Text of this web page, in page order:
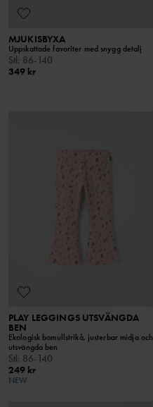
MJUKISBYXA
Uppskattade favoriter med snygg detalj
Stl: 86-140
349 kr
PLAY LEGGINGS UTSVÄNGDA
BEN
Ekologisk bomullstrikå, justerbar midja och
utsvängda ben
Stl : 86-140
249 kr
NEW